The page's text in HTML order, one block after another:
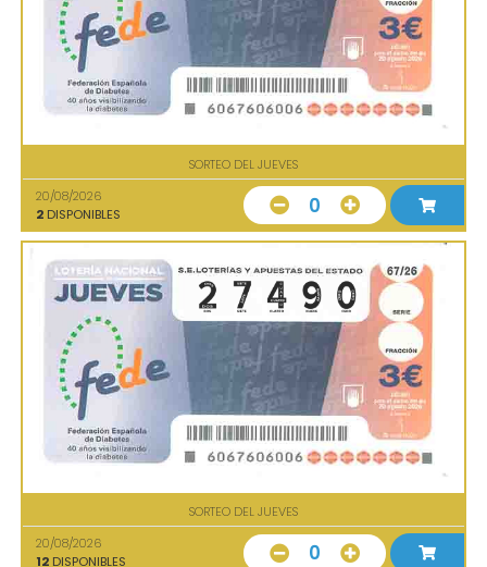
SORTEO DEL JUEVES
20/08/2026
2 DISPONIBLES 0
SORTEO DEL JUEVES
20/08/2026
12 DISPONIBLES 0